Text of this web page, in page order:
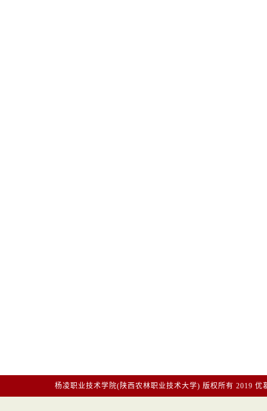
杨凌职业技术学院(陕西农林职业技术大学) 版权所有2019 优